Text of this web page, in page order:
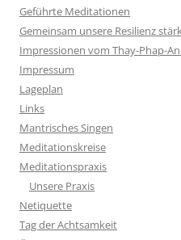
Geführte Meditationen
Gemeinsam unsere Resilienz
Impressionen vom Thay-Phap-
Impressum
Lageplan
Links
Mantrisches Singen
Meditationskreise
Meditationspraxis
Unsere Praxis
Netiquette
Tag der Achtsamkeit